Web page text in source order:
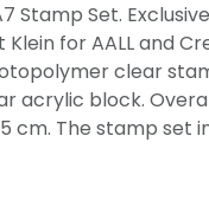
Stamp Set.
for AALL and
clear
acrylic block.
cm. The stamp set